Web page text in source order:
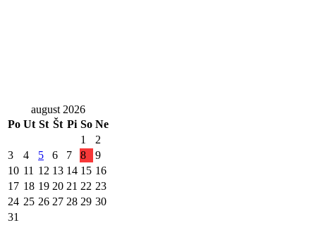
august 2026
Po Ut St Št Pi So Ne
1
2
3
4 5 6 7 8
9
10 11 12 13 14 15 16
17 18 19 20 21 22 23
24 25 26 27 28 29 30
31